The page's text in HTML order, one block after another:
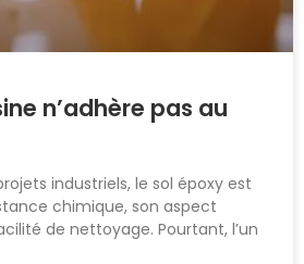
n’adhère pas au
industriels, le sol époxy est
chimique, son aspect
de nettoyage. Pourtant, l’un